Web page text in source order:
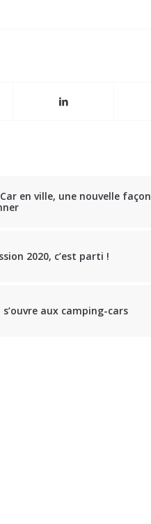
en ville, une nouvelle façon
2020, c’est parti !
s’ouvre aux camping-cars